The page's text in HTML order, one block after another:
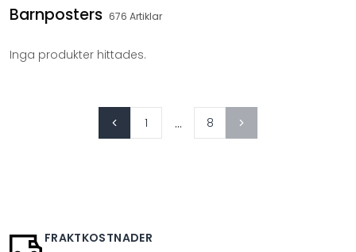
Barnposters 676 Artiklar
Inga produkter hittades.
1 ... 8
FRAKTKOSTNADER